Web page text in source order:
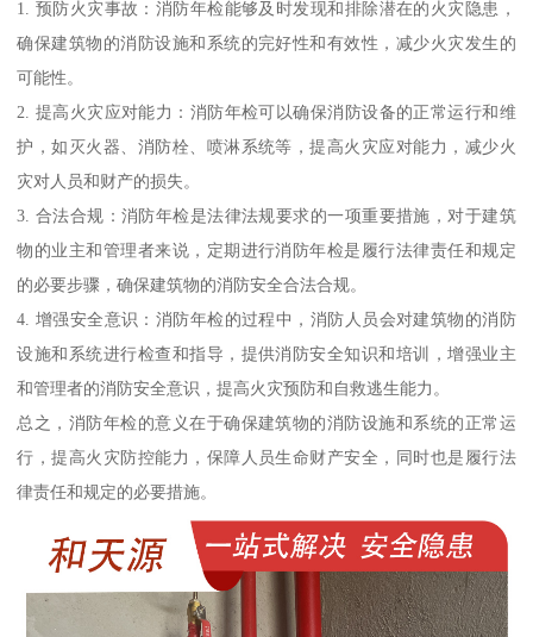
1. 预防火灾事故：消防年检能够及时发现和排除潜在的火灾隐患，
确保建筑物的消防设施和系统的完好性和有效性，减少火灾发生的
可能性。
2. 提高火灾应对能力：消防年检可以确保消防设备的正常运行和维
护，如灭火器、消防栓、喷淋系统等，提高火灾应对能力，减少火
灾对人员和财产的损失。
3. 合法合规：消防年检是法律法规要求的一项重要措施，对于建筑
物的业主和管理者来说，定期进行消防年检是履行法律责任和规定
的必要步骤，确保建筑物的消防安全合法合规。
4. 增强安全意识：消防年检的过程中，消防人员会对建筑物的消防
设施和系统进行检查和指导，提供消防安全知识和培训，增强业主
和管理者的消防安全意识，提高火灾预防和自救逃生能力。
总之，消防年检的意义在于确保建筑物的消防设施和系统的正常运
行，提高火灾防控能力，保障人员生命财产安全，同时也是履行法
律责任和规定的必要措施。